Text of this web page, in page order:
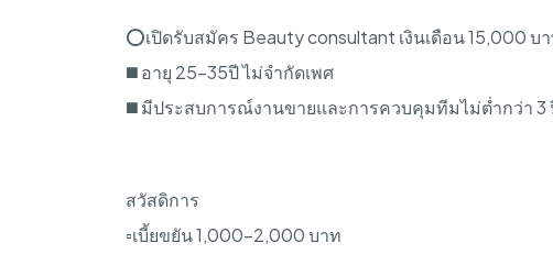
⭕️เปิดรับสมัคร Beauty consultant เงินเดือน 15,000
◼️ อายุ 25-35ปี ไม่จำกัดเพศ
◼️ มีประสบการณ์งานขายและการควบคุมทีมไม่ต่ำกว่า 3
สวัสดิการ
▫️เบี้ยขยัน 1,000-2,000 บาท